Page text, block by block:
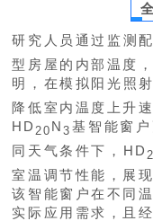
研究人员通过监测
型房屋的内部温度
明，在模拟阳光照射
降低室内温度上升
HD 20 N 3 基智能窗
同天气条件下，HD
室温调节性能，展
该智能窗户在不同
实际应用需求，且